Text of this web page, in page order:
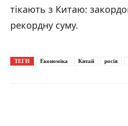
тікають з Китаю:
рекордну суму.
ТЕГИ Економіка Китай росія